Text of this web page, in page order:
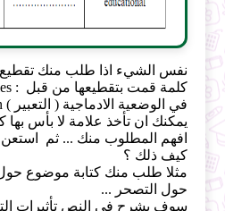
نفس الشيء اذا طلب منك تقطيع
كلمة قمت بتقطيعها من قبل : syllables.
يمكنك ان تأخذ علامة لا بأس
افهم المطلوب منك ... ثم استعن
كيف ذلك ؟
مثلا طلب منك كتابة موضوع
حول التصحر ...
سوف يشرح في النص تأثيرات